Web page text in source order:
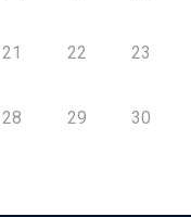
21 22 23
28 29 30